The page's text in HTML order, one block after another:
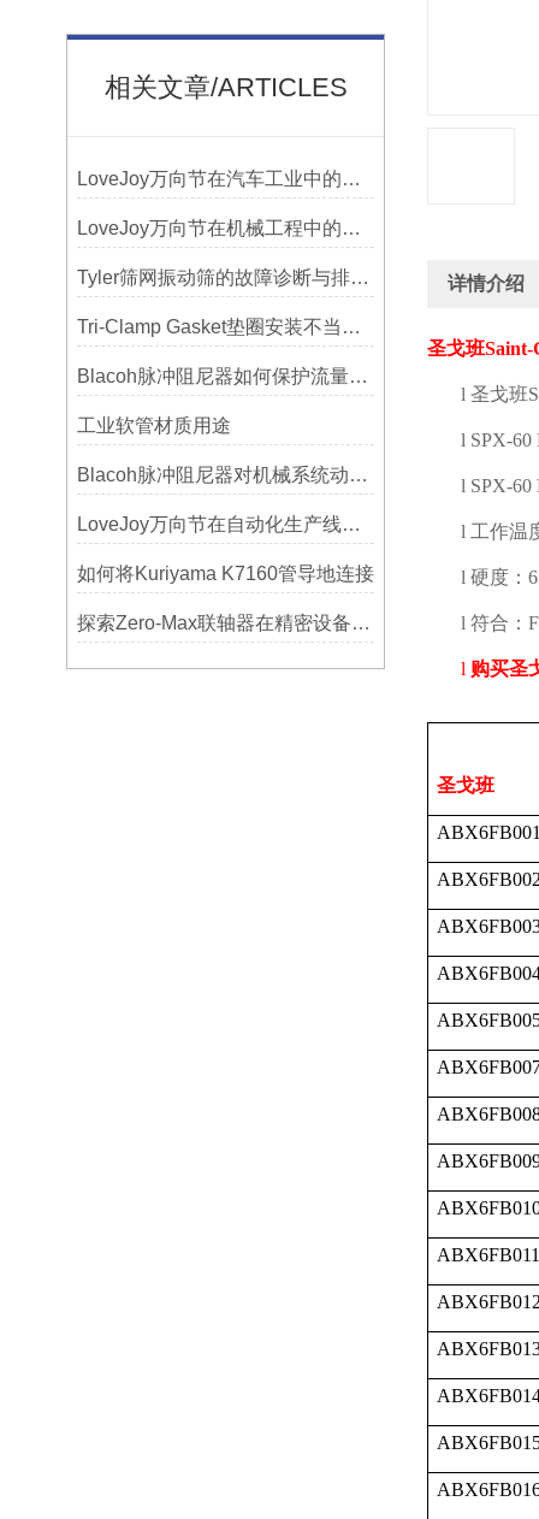
相关文章/ARTICLES
LoveJoy万向节在汽车工业中的重要性
LoveJoy万向节在机械工程中的重要性
Tyler筛网振动筛的故障诊断与排除方法总结
Tri-Clamp Gasket垫圈安装不当导致的泄漏问题及预防
Blacoh脉冲阻尼器如何保护流量计、压力开关和管路附件？
工业软管材质用途
Blacoh脉冲阻尼器对机械系统动态特性的影响分析
LoveJoy万向节在自动化生产线中的核心作用
如何将Kuriyama K7160管导地连接
探索Zero-Max联轴器在精密设备中的优势
详情介绍
圣戈班Saint-
l 圣戈班
l SPX-60
l SPX-60
l 工作温
l 硬度：
l 符合：
l 购买圣
圣戈班
ABX6FB011